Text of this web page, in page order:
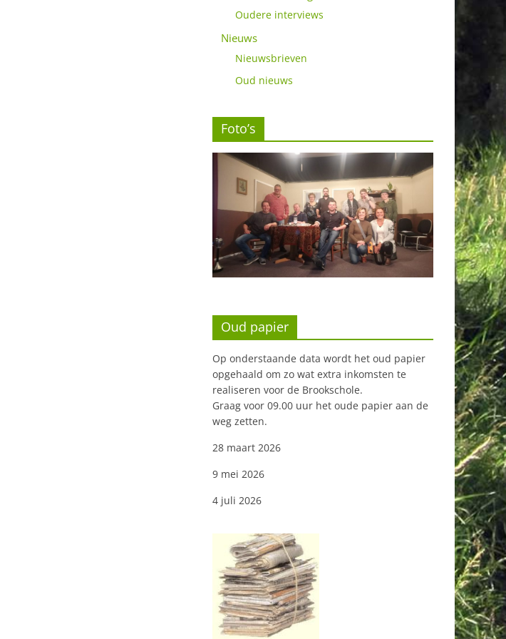
Oudere interviews
Nieuws
Nieuwsbrieven
Oud nieuws
Foto’s
Oud papier
Op onderstaande data wordt het oud papier
opgehaald om zo wat extra inkomsten te
realiseren voor de Brookschole.
Graag voor 09.00 uur het oude papier aan de
weg zetten.
28 maart 2026
9 mei 2026
4 juli 2026